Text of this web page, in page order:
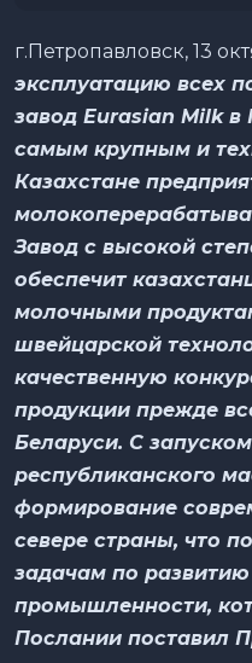
г.Петропавловск, 13
эксплуатацию всех
завод Eurasian Milk в
самым крупным и
Казахстане
Завод с высокой
обеспечит
молочными
швейцарской
качественную
продукции прежде
Беларуси. С
республиканского
формирование
севере страны, что
задачам по
промышленности,
Послании поставил